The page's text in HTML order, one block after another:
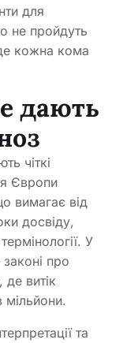
для
не пройдуть
кожна кома
дають
чіткі
Європи
вимагає від
досвіду,
У
законі про
де витік
мільйони.
та